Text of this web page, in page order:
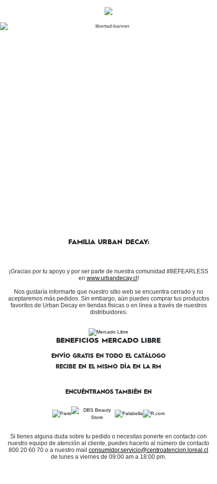
FAMILIA URBAN DECAY:
¡Gracias por tu apoyo y por ser parte de nuestra comunidad #BEFEARLESS
en www.urbandecay.cl !
Nos gustaría informarte que nuestro sitio web se encuentra cerrado y no
aceptaremos más pedidos. Sin embargo, aún puedes comprar tus productos
favoritos de Urban Decay en tiendas físicas o en línea a través de nuestros
distribuidores:
BENEFICIOS MERCADO LIBRE
ENVÍO GRATIS EN TODO EL CATÁLOGO
RECIBE EN EL MISMO DÍA EN LA RM
ENCUÉNTRANOS TAMBIÉN EN
Si tienes alguna duda sobre tu pedido o necesitas ponerte en contacto con
nuestro equipo de atención al cliente, puedes hacerlo al número de contacto
800 20 60 70 o a nuestro mail consumidor.servicio@centroatencion.loreal.cl
de lunes a viernes de 09:00 am a 18:00 pm.